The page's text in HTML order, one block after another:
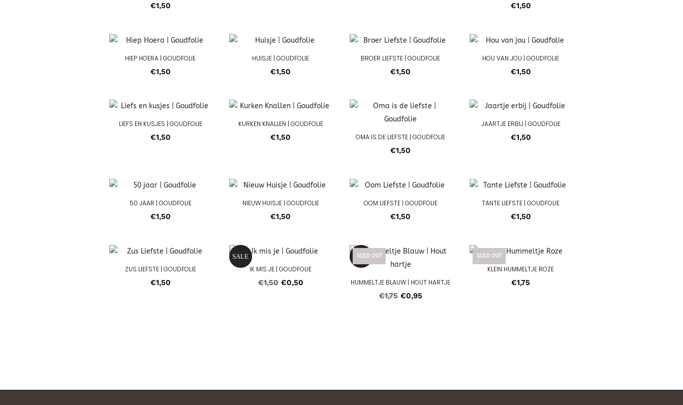
€1,50 €1,50
HIEP HOERA | GOUDFOLIE
€1,50
HUISJE | GOUDFOLIE
€1,50
BROER LIEFSTE | GOUDFOLIE
€1,50
HOU VAN JOU | GOUDFOLIE
€1,50
LIEFS EN KUSJES | GOUDFOLIE
€1,50
KURKEN KNALLEN | GOUDFOLIE
€1,50 OMA IS DE LIEFSTE | GOUDFOLIE
€1,50
JAARTJE ERBIJ | GOUDFOLIE
€1,50
50 JAAR | GOUDFOLIE
€1,50
NIEUW HUISJE | GOUDFOLIE
€1,50
OOM LIEFSTE | GOUDFOLIE
€1,50
TANTE LIEFSTE | GOUDFOLIE
€1,50
ZUS LIEFSTE | GOUDFOLIE
€1,50
SALEAanbieding!
IK MIS JE | GOUDFOLIE
€1,50 Oorspronkelijke
€0,50Huidige
SALE
SOLD OUT
Aanbieding!
HUMMELTJE BLAUW | HOUT HARTJE
€1,75 Oorspronkelijke
€0,95Huidige
SOLD OUT
KLEIN HUMMELTJE ROZE
€1,75